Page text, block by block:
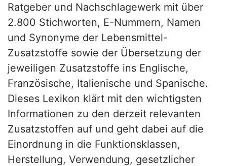
Ratgeber und Nachschlagewerk mit über
2.800 Stichworten, E-Nummern, Namen
und Synonyme der Lebensmittel-
Zusatzstoffe sowie der Übersetzung der
jeweiligen Zusatzstoffe ins Englische,
Französische, Italienische und Spanische.
Dieses Lexikon klärt mit den wichtigsten
Informationen zu den derzeit relevanten
Zusatzstoffen auf und geht dabei auf die
Einordnung in die Funktionsklassen,
Herstellung, Verwendung, gesetzlicher